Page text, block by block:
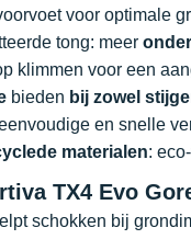
voor optimale
tong: meer
klimmen voor een
bieden bij zowel
en snelle
materialen:
TX4 Evo
schokken bij